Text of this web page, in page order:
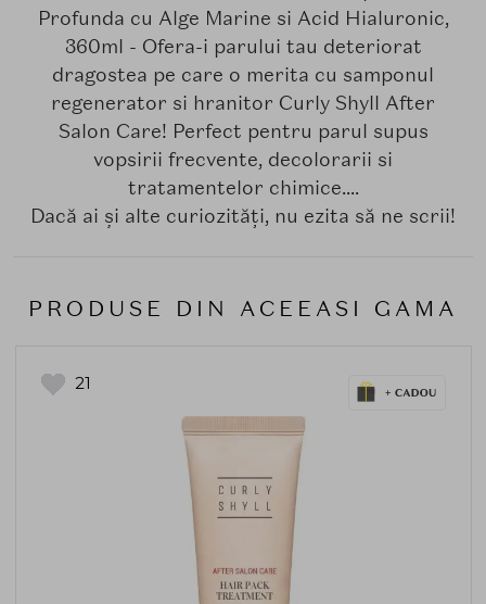
Profunda cu Alge Marine si Acid Hialuronic,
360ml - Ofera-i parului tau deteriorat
dragostea pe care o merita cu samponul
regenerator si hranitor Curly Shyll After
Salon Care! Perfect pentru parul supus
vopsirii frecvente, decolorarii si
tratamentelor chimice....
Dacă ai și alte curiozități, nu ezita să ne scrii!
PRODUSE DIN ACEEASI GAMA
21